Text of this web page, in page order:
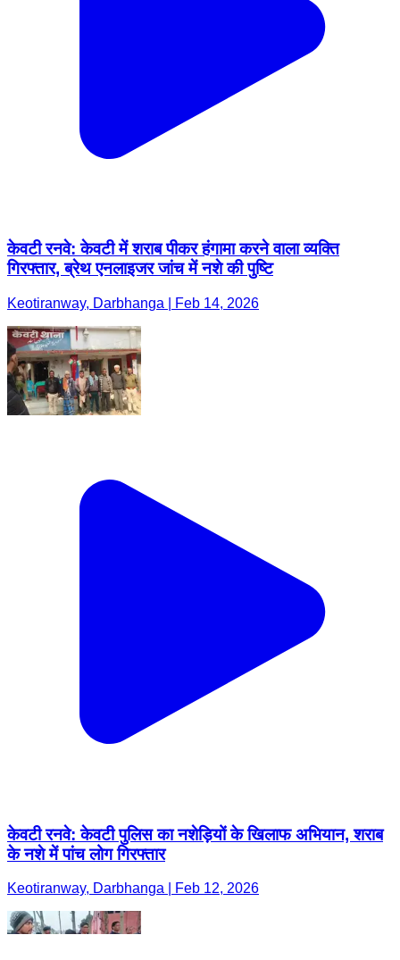
केवटी रनवे: केवटी में शराब पीकर हंगामा करने वाला व्यक्ति
गिरफ्तार, ब्रेथ एनलाइजर जांच में नशे की पुष्टि
Keotiranway, Darbhanga | Feb 14, 2026
केवटी रनवे: केवटी पुलिस का नशेड़ियों के खिलाफ अभियान, शराब
के नशे में पांच लोग गिरफ्तार
Keotiranway, Darbhanga | Feb 12, 2026